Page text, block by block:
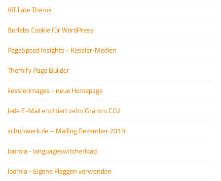
Affiliate Theme
Borlabs Cookie für WordPress
PageSpeed Insights - Kessler-Medien
Themify Page Builder
kesslerimages - neue Homepage
Jede E-Mail emittiert zehn Gramm CO2
schuhwerk.de – Mailing Dezember 2019
Joomla - languageswitcherload
Joomla - Eigene Flaggen verwenden